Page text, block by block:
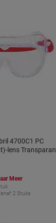
4700C1 PC
lens
Meer
2 Stuks